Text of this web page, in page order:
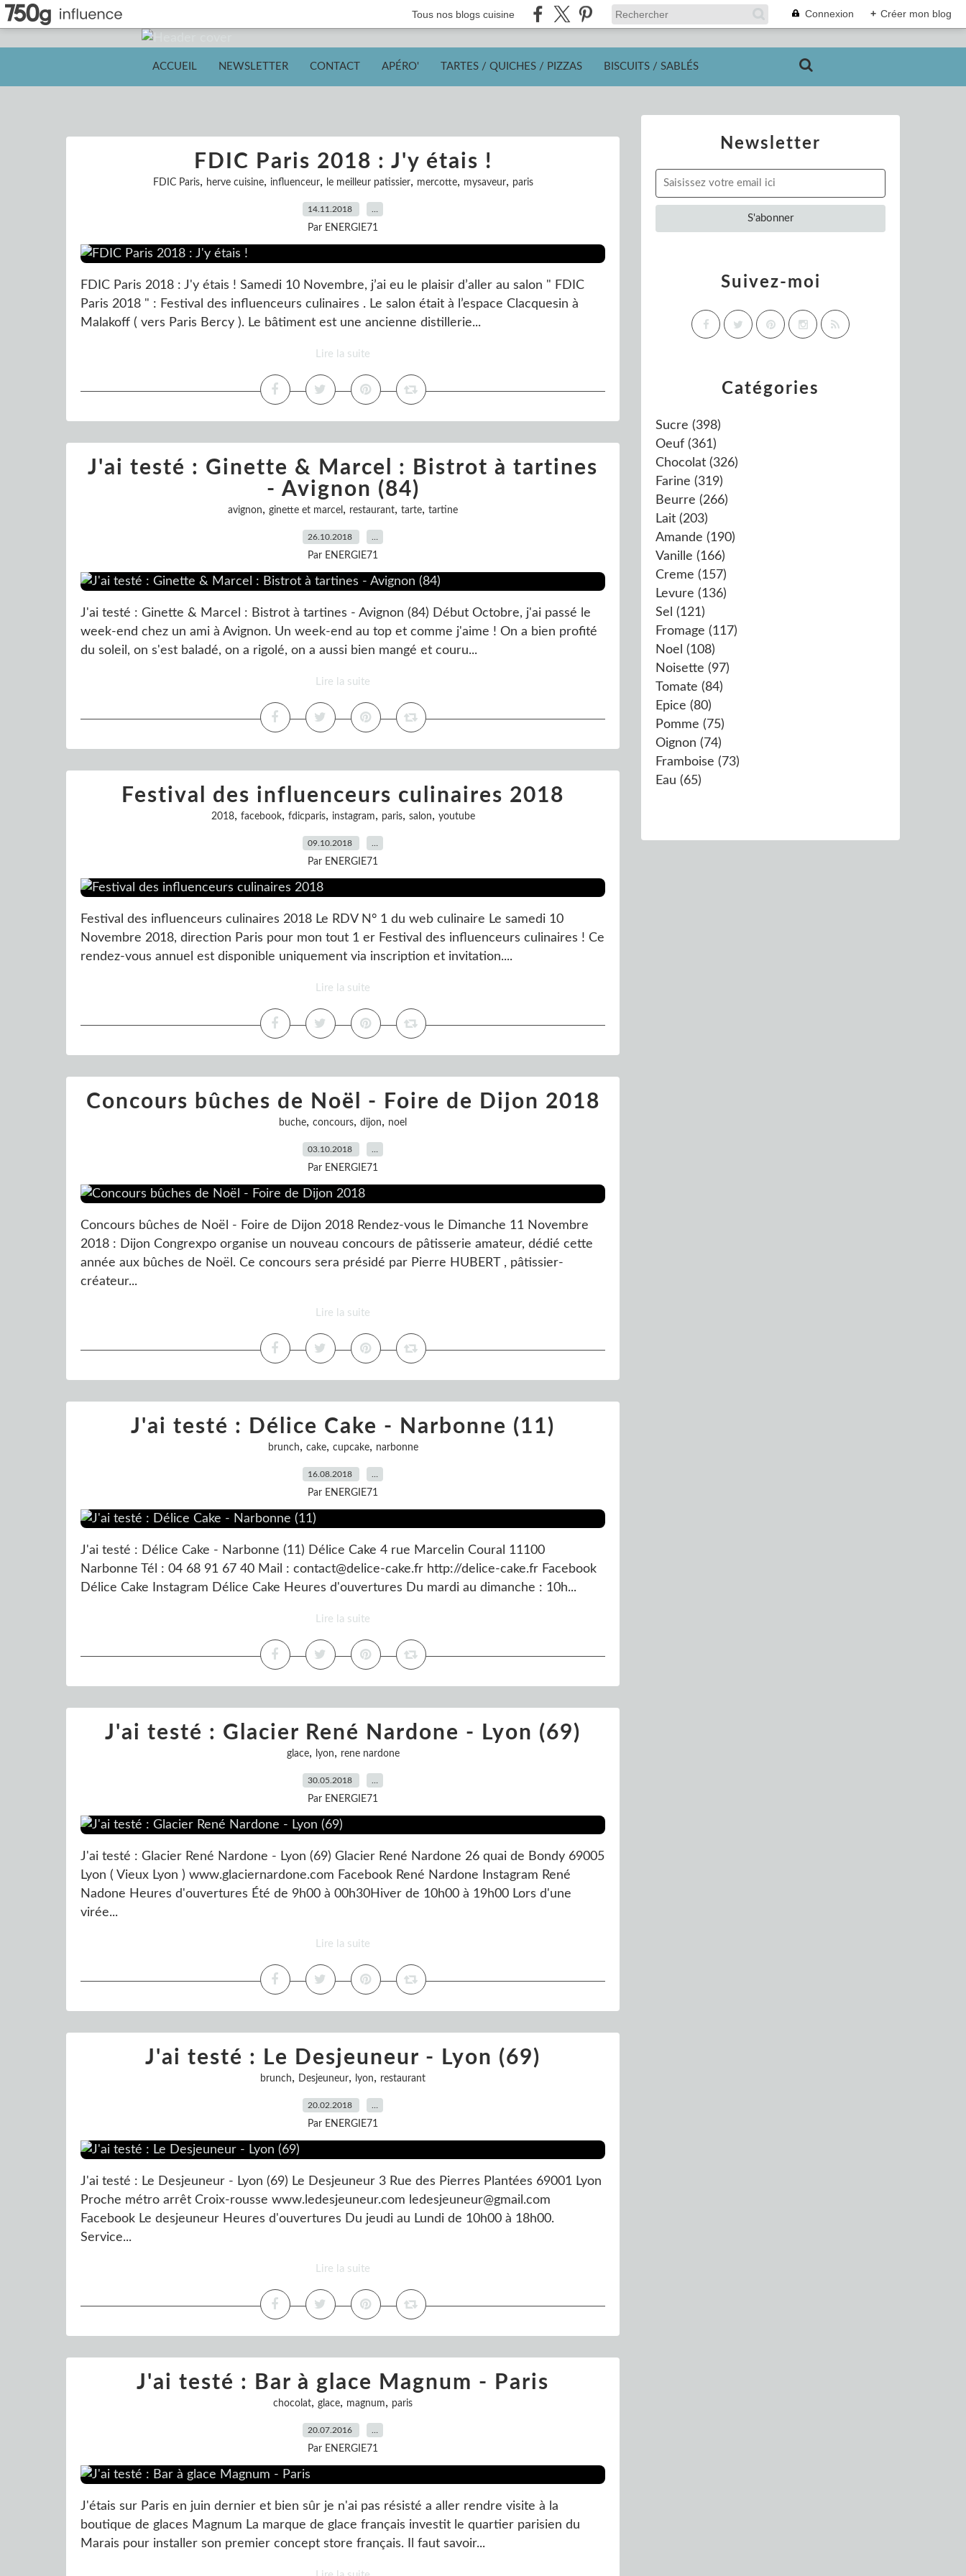
Tous nos blogs cuisine Connexion + Créer mon blog
ACCUEIL NEWSLETTER CONTACT APÉRO' TARTES / QUICHES / PIZZAS BISCUITS / SABLÉS
FDIC Paris 2018 : J'y étais !
FDIC Paris, herve cuisine, influenceur, le meilleur patissier, mercotte, mysaveur, paris
14.11.2018
Par ENERGIE71
FDIC Paris 2018 : J'y étais ! Samedi 10 Novembre, j’ai eu le plaisir d’aller au salon " FDIC
Paris 2018 " : Festival des influenceurs culinaires . Le salon était à l’espace Clacquesin à
Malakoff ( vers Paris Bercy ). Le bâtiment est une ancienne distillerie...
Lire la suite
J'ai testé : Ginette & Marcel : Bistrot à tartines
- Avignon (84)
avignon, ginette et marcel , restaurant, tarte, tartine
26.10.2018
Par ENERGIE71
J'ai testé : Ginette & Marcel : Bistrot à tartines - Avignon (84) Début Octobre, j'ai passé le
week-end chez un ami à Avignon. Un week-end au top et comme j'aime ! On a bien profité
du soleil, on s'est baladé, on a rigolé, on a aussi bien mangé et couru...
Lire la suite
Festival des influenceurs culinaires 2018
2018, facebook, fdicparis, instagram, paris, salon, youtube
09.10.2018
Par ENERGIE71
Festival des influenceurs culinaires 2018 Le RDV N° 1 du web culinaire Le samedi 10
Novembre 2018, direction Paris pour mon tout 1 er Festival des influenceurs culinaires ! Ce
rendez-vous annuel est disponible uniquement via inscription et invitation....
Lire la suite
Concours bûches de Noël - Foire de Dijon 2018
buche, concours, dijon, noel
03.10.2018
Par ENERGIE71
Concours bûches de Noël - Foire de Dijon 2018 Rendez-vous le Dimanche 11 Novembre
2018 : Dijon Congrexpo organise un nouveau concours de pâtisserie amateur, dédié cette
année aux bûches de Noël. Ce concours sera présidé par Pierre HUBERT , pâtissier-
créateur...
Lire la suite
J'ai testé : Délice Cake - Narbonne (11)
brunch, cake, cupcake, narbonne
16.08.2018
Par ENERGIE71
J'ai testé : Délice Cake - Narbonne (11) Délice Cake 4 rue Marcelin Coural 11100
Narbonne Tél : 04 68 91 67 40 Mail : contact@delice-cake.fr http://delice-cake.fr Facebook
Délice Cake Instagram Délice Cake Heures d'ouvertures Du mardi au dimanche : 10h...
Lire la suite
J'ai testé : Glacier René Nardone - Lyon (69)
glace, lyon, rene nardone
30.05.2018
Par ENERGIE71
J'ai testé : Glacier René Nardone - Lyon (69) Glacier René Nardone 26 quai de Bondy 69005
Lyon ( Vieux Lyon ) www.glaciernardone.com Facebook René Nardone Instagram René
Nadone Heures d'ouvertures Été de 9h00 à 00h30Hiver de 10h00 à 19h00 Lors d'une
virée...
Lire la suite
J'ai testé : Le Desjeuneur - Lyon (69)
brunch, Desjeuneur, lyon, restaurant
20.02.2018
Par ENERGIE71
J'ai testé : Le Desjeuneur - Lyon (69) Le Desjeuneur 3 Rue des Pierres Plantées 69001 Lyon
Proche métro arrêt Croix-rousse www.ledesjeuneur.com ledesjeuneur@gmail.com
Facebook Le desjeuneur Heures d'ouvertures Du jeudi au Lundi de 10h00 à 18h00.
Service...
Lire la suite
J'ai testé : Bar à glace Magnum - Paris
chocolat, glace, magnum, paris
20.07.2016
Par ENERGIE71
J'étais sur Paris en juin dernier et bien sûr je n'ai pas résisté a aller rendre visite à la
boutique de glaces Magnum La marque de glace français investit le quartier parisien du
Marais pour installer son premier concept store français. Il faut savoir...
Newsletter
Catégories
Sucre (398)
Oeuf (361)
Chocolat (326)
Farine (319)
Beurre (266)
Lait (203)
Amande (190)
Vanille (166)
Creme (157)
Levure (136)
Sel (121)
Fromage (117)
Noel (108)
Noisette (97)
Tomate (84)
Epice (80)
Pomme (75)
Oignon (74)
Framboise (73)
Eau (65)
Suivez-moi